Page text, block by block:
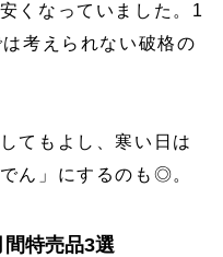
くなっていました。1
考えられない破格の
てもよし、寒い日は
ん」にするのも◎。
間特売品3選